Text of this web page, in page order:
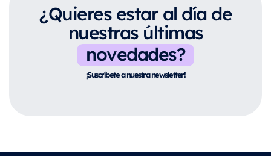
¿Quieres estar al día de
nuestras últimas
novedades?
¡Suscríbete a nuestra newsletter!